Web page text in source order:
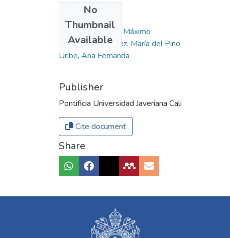
No
Thumbnail
Available
Authors
Molina Linde, Juan Máximo
Sánchez Hernández, María del Pino
Uribe, Ana Fernanda
Publisher
Pontificia Universidad Javeriana Cali
Cite document
Share